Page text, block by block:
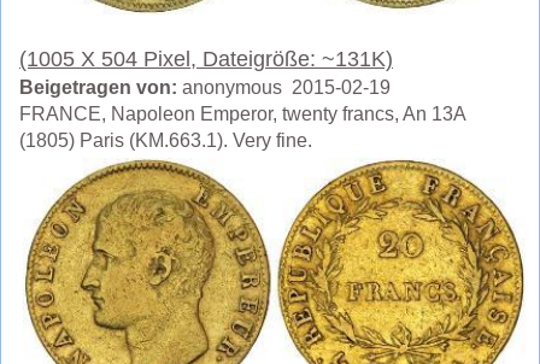
(1005 X 504 Pixel, Dateigröße: ~131K)
Beigetragen von: anonymous 2015-02-19
FRANCE, Napoleon Emperor, twenty francs, An 13A
(1805) Paris (KM.663.1). Very fine.